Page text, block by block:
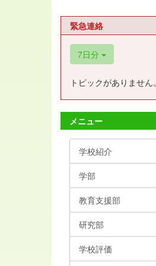
緊急連絡
7日分
トピックがありません。
メニュー
学校紹介
学部
教育支援部
研究部
学校評価